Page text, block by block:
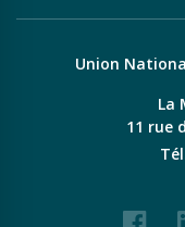
Union
La
11 rue